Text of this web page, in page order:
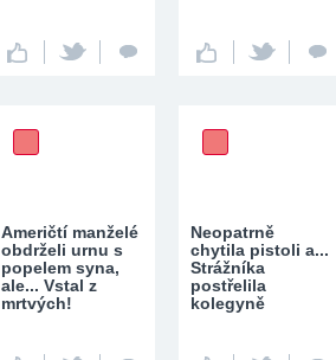
Američtí manželé
obdrželi urnu s
popelem syna,
ale... Vstal z
mrtvých!
Neopatrně
chytila pistoli a...
Strážníka
postřelila
kolegyně